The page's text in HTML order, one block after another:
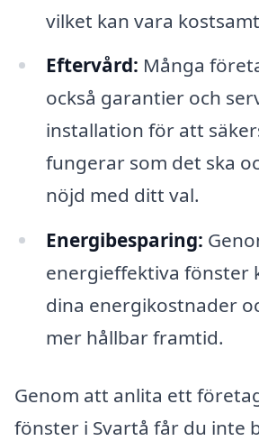
vilket kan vara
Eftervård: Många
också garantier och
installation för att
fungerar som det ska
nöjd med ditt val.
Energibesparing:
energieffektiva fönster
dina energikostnader
mer hållbar framtid.
Genom att anlita ett
fönster i Svartå får du inte